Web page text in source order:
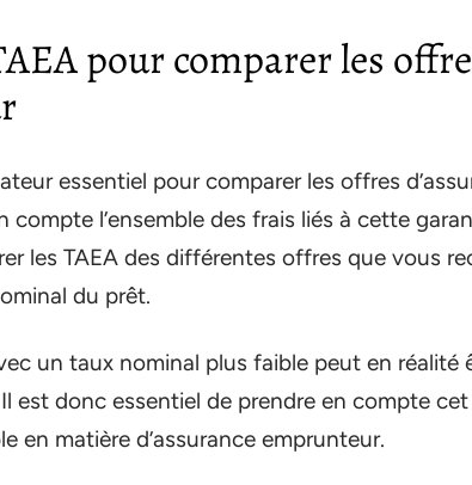
pour comparer les
essentiel pour comparer les offres
compte l’ensemble des frais liés à cette
les TAEA des différentes offres que vous
du prêt.
un taux nominal plus faible peut en réalité
est donc essentiel de prendre en compte
en matière d’assurance emprunteur.